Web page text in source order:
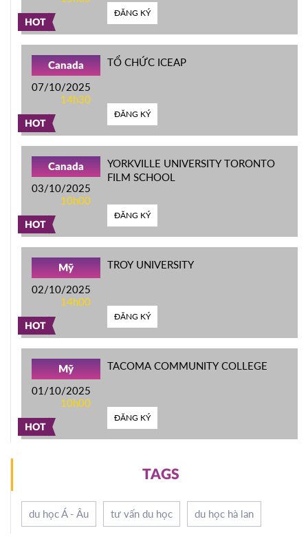
HOT
ĐĂNG KÝ
HOT
Canada
07/10/2025
14h30
TỔ CHỨC ICEAP
ĐĂNG KÝ
HOT
Canada
03/10/2025
10h00
YORKVILLE UNIVERSITY TORONTO
FILM SCHOOL
ĐĂNG KÝ
HOT
Mỹ
02/10/2025
14h00
TROY UNIVERSITY
ĐĂNG KÝ
HOT
Mỹ
01/10/2025
10h00
TACOMA COMMUNITY COLLEGE
ĐĂNG KÝ
TAGS
du học Á - Âu tư vấn du học du học hà lan